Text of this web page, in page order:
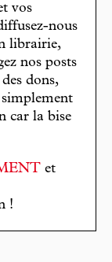
vos
nous
librairie,
nos posts
dons,
car la bise
et
!